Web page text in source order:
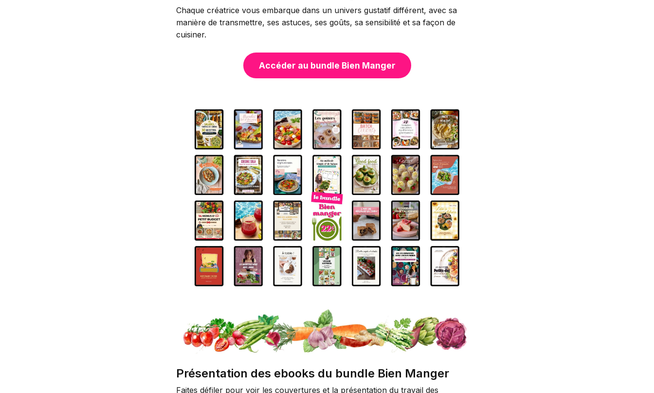
Chaque créatrice vous embarque dans un univers gustatif différent, avec sa
manière de transmettre, ses astuces, ses goûts, sa sensibilité et sa façon de
cuisiner.
Accéder au bundle Bien Manger
Présentation des ebooks du bundle Bien Manger
Faites défiler pour voir les couvertures et la présentation du travail des